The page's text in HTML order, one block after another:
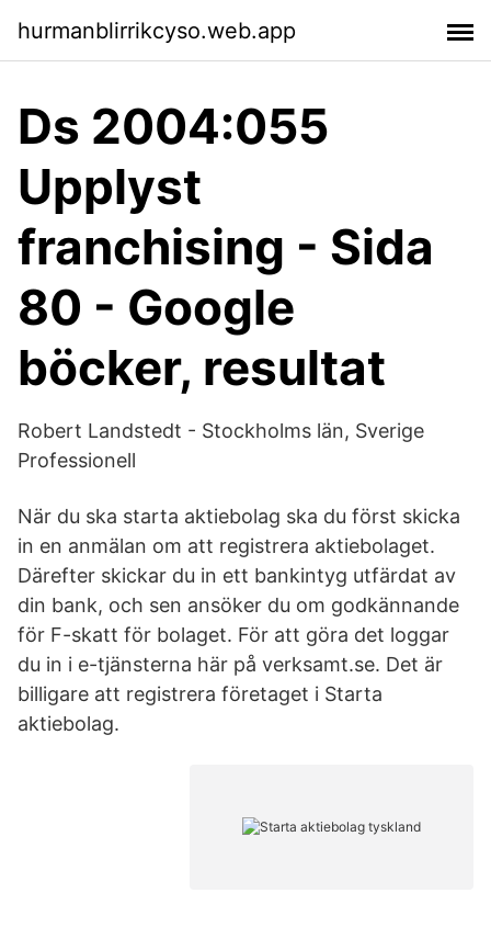
hurmanblirrikcyso.web.app
Ds 2004:055
Upplyst
franchising - Sida
80 - Google
böcker, resultat
Robert Landstedt - Stockholms län, Sverige
Professionell
När du ska starta aktiebolag ska du först skicka
in en anmälan om att registrera aktiebolaget.
Därefter skickar du in ett bankintyg utfärdat av
din bank, och sen ansöker du om godkännande
för F-skatt för bolaget. För att göra det loggar
du in i e-tjänsterna här på verksamt.se. Det är
billigare att registrera företaget i Starta
aktiebolag.